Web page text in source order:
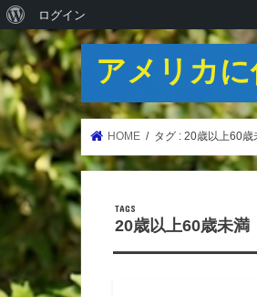
WordPress
に
つ
い
て
ログイン
アメリカ
HOME タグ : 20歳以上60歳
20歳以上60歳未満